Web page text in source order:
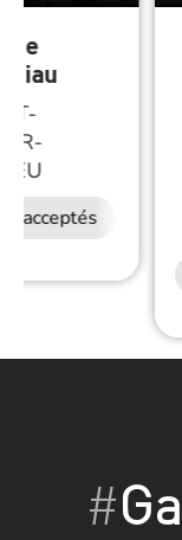
de
acceptés
#